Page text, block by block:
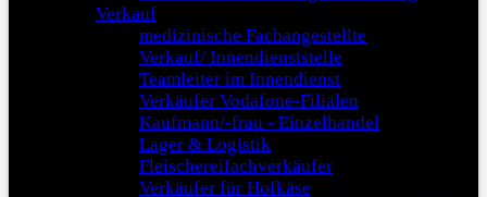
Verkauf
medizinische Fachangestellte
Verkauf/ Innendienststelle
Teamleiter im Innendienst
Verkäufer Vodafone-Filialen
Kaufmann/-frau - Einzelhandel
Lager & Logistik
Fleischereifachverkäufer
Verkäufer für Hofkäse